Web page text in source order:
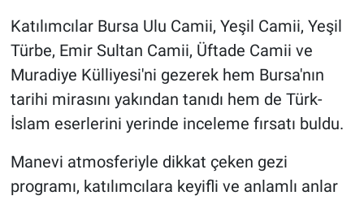
Katılımcılar Bursa Ulu Camii, Yeşil Camii, Yeşil
Türbe, Emir Sultan Camii, Üftade Camii ve
Muradiye Külliyesi'ni gezerek hem Bursa'nın
tarihi mirasını yakından tanıdı hem de Türk-
İslam eserlerini yerinde inceleme fırsatı buldu.
Manevi atmosferiyle dikkat çeken gezi
programı, katılımcılara keyifli ve anlamlı anlar